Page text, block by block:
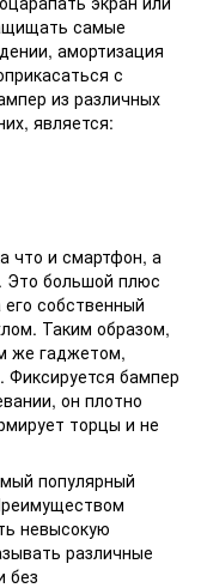
самые
амортизация
с
из различных
является:
что и смартфон, а
Это большой плюс
собственный
Таким образом,
же гаджетом,
Фиксируется бампер
он плотно
торцы и не
популярный
невысокую
различные
без